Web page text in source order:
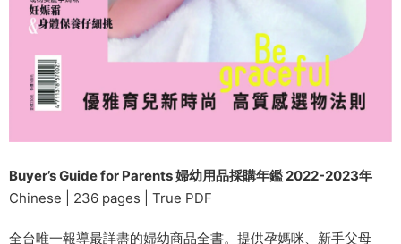
Buyer’s Guide for Parents 婦幼用品採購年鑑 2022-2023年
Chinese | 236 pages | True PDF
全台唯一報導最詳盡的婦幼商品全書。提供孕媽咪、新手父母